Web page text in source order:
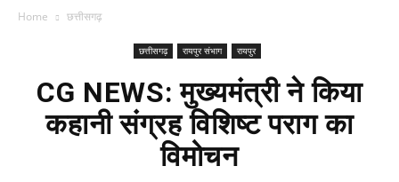
Home छत्तीसगढ़
छत्तीसगढ़ रायपुर संभाग रायपुर
CG NEWS: मुख्यमंत्री ने किया
कहानी संग्रह विशिष्ट पराग का
विमोचन